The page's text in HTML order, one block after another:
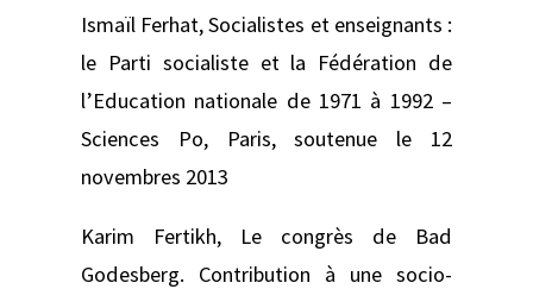
Ismaïl Ferhat,Socialistes et enseignants :
le Parti socialiste et la Fédération de
l’Education nationale de 1971 à 1992 –
Sciences Po, Paris, soutenue le 12
novembres 2013
Karim Fertikh, Le congrès de Bad
Godesberg. Contribution à une socio-